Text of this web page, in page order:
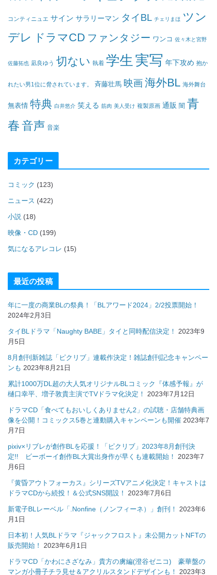
コンティニュエ サイン サラリーマン タイBL チェリまほ ツン
デレ ドラマCD ファンタジー ワンコ 佐々木と宮野
佐藤拓也 凪良ゆう 切ない 執着 学生 実写 年下攻め 抱か
れたい男1位に脅されています。 斉藤壮馬 映画海外BL 海外舞台
無表情 特典 白井悠介 笑える 筋肉 美人受け 複製原画 通販 闇 青
春音声 音楽
カテゴリー
コミック (123)
ニュース (422)
小説 (18)
映像・CD (199)
気になるアレコレ (15)
最近の投稿
年に一度の商業BLの祭典！「BLアワード2024」2/2投票開始！
2024年2月3日
タイBLドラマ「Naughty BABE」タイと同時配信決定！
2023年9
月5日
8月創刊新雑誌「ピクリブ」連載作決定！雑誌創刊記念キャンペー
ンも 2023年8月21日
累計1000万DL超の大人気オリジナルBLコミック『体感予報』が
樋口幸平、増子敦貴主演でTVドラマ化決定！
2023年7月12日
ドラマCD「食べてもおいしくありません2」の試聴・店舗特典画
像を公開！コミックス5巻と連動購入キャンペーンも開催 2023年7
月7日
pixiv×リブレが創作BLを応援！「ピクリブ」2023年8月創刊決
定!! ビーボーイ創作BL大賞出身作が早くも連載開始！
2023年7
月6日
『黄昏アウトフォーカス』シリーズTVアニメ化決定！キャストは
ドラマCDから続投！＆公式SNS開設！
2023年7月6日
新電子BLレーベル「.Nonfine（ノンフィーネ）」創刊！
2023年6
月1日
日本初！人気BLドラマ『ジャックフロスト』未公開カットNFTの
販売開始！
2023年6月1日
ドラマCD「かわにさざなみ」貴方の虜編(澄谷ゼニコ) 豪華盤の
マンガ小冊子チラ見せ＆アクリルスタンドデザインも！
2023年3